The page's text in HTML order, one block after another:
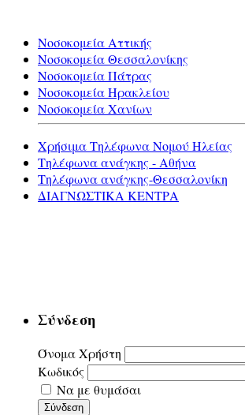
Νοσοκομεία Αττικής
Νοσοκομεία Θεσσαλονίκης
Νοσοκομεία Πάτρας
Νοσοκομεία Ηρακλείου
Νοσοκομεία Χανίων
Χρήσιμα Τηλέφωνα Νομού Ηλείας
Τηλέφωνα ανάγκης - Αθήνα
Τηλέφωνα ανάγκης-Θεσσαλονίκη
ΔΙΑΓΝΩΣΤΙΚΑ ΚΕΝΤΡΑ
Σύνδεση
Όνομα Χρήστη
Κωδικός
Να με θυμάσαι
Σύνδεση